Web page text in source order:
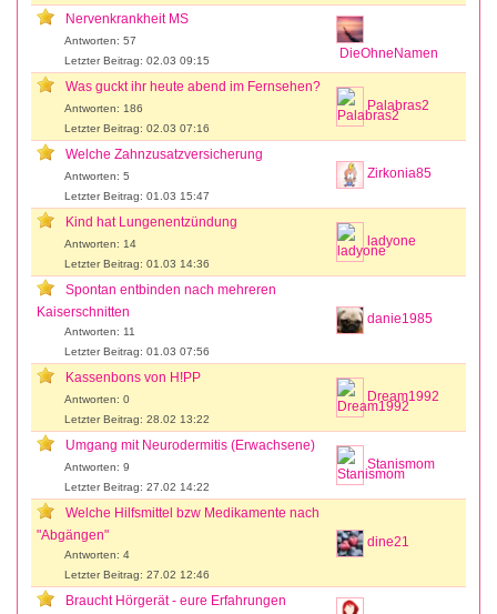
Nervenkrankheit MS
Antworten: 57
Letzter Beitrag: 02.03 09:15
DieOhneNamen
Was guckt ihr heute abend im Fernsehen?
Antworten: 186
Letzter Beitrag: 02.03 07:16
Palabras2
Welche Zahnzusatzversicherung
Antworten: 5
Letzter Beitrag: 01.03 15:47
Zirkonia85
Kind hat Lungenentzündung
Antworten: 14
Letzter Beitrag: 01.03 14:36
ladyone
Spontan entbinden nach mehreren
Kaiserschnitten
Antworten: 11
Letzter Beitrag: 01.03 07:56
danie1985
Kassenbons von H!PP
Antworten: 0
Letzter Beitrag: 28.02 13:22
Dream1992
Umgang mit Neurodermitis (Erwachsene)
Antworten: 9
Letzter Beitrag: 27.02 14:22
Stanismom
Welche Hilfsmittel bzw Medikamente nach
"Abgängen"
Antworten: 4
Letzter Beitrag: 27.02 12:46
dine21
Braucht Hörgerät - eure Erfahrungen